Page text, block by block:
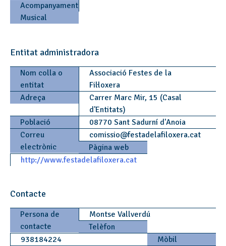
Acompanyament
Musical
Entitat administradora
Nom colla o
entitat
Associació Festes de la
Fil·loxera
Adreça
Carrer Marc Mir, 15 (Casal
d'Entitats)
Població
08770 Sant Sadurní d'Anoia
Correu
electrònic
comissio@festadelafiloxera.cat
Pàgina web
http://www.festadelafiloxera.cat
Contacte
Persona de
contacte
Montse Vallverdú
Telèfon
938184224
Mòbil